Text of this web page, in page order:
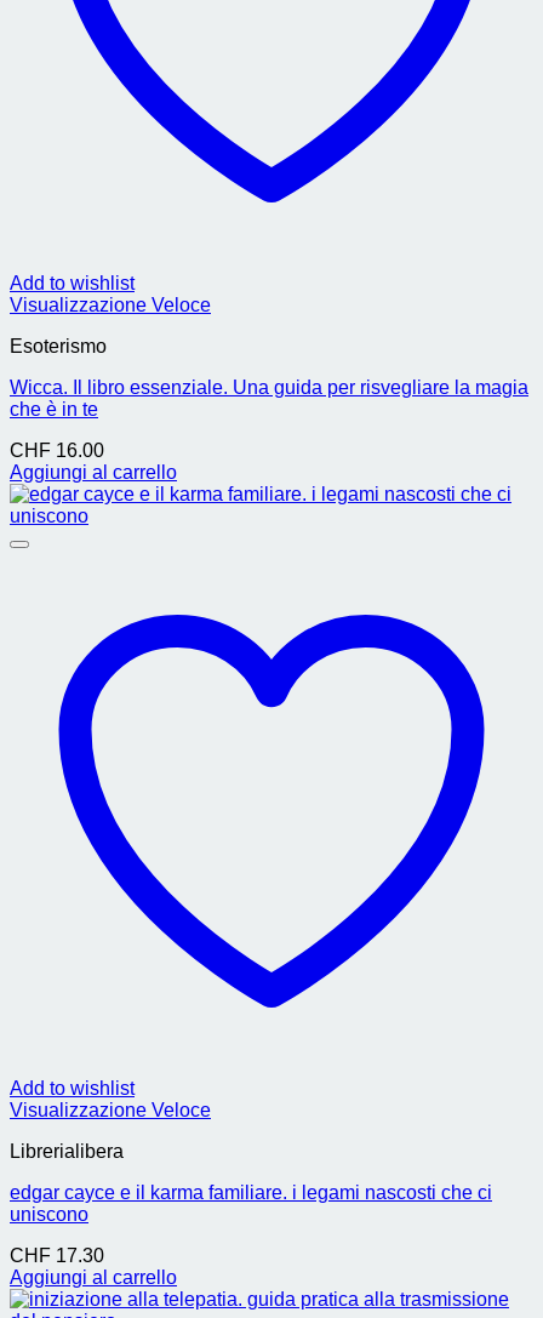
Add to wishlist
Visualizzazione Veloce
Esoterismo
Wicca. Il libro essenziale. Una guida per risvegliare la magia
che è in te
CHF 16.00
Aggiungi al carrello
Add to wishlist
Visualizzazione Veloce
Librerialibera
edgar cayce e il karma familiare. i legami nascosti che ci
uniscono
CHF 17.30
Aggiungi al carrello